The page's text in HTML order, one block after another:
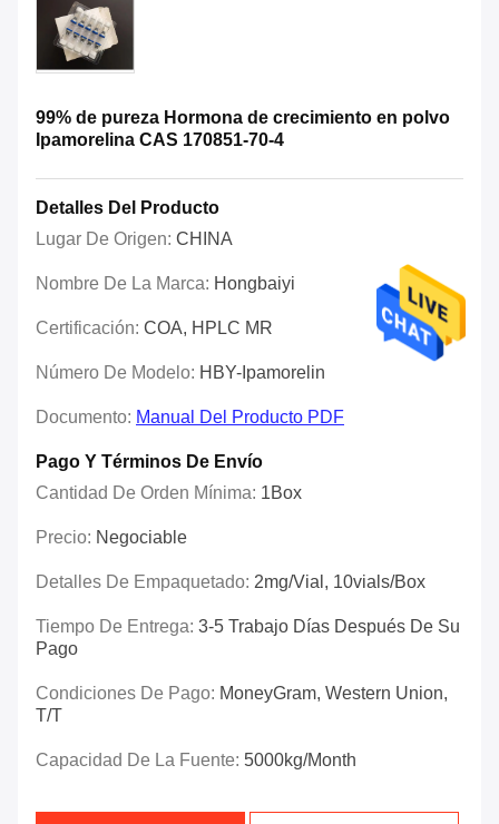
99% de pureza Hormona de crecimiento en polvo
Ipamorelina CAS 170851-70-4
Detalles Del Producto
Lugar De Origen: CHINA
Nombre De La Marca: Hongbaiyi
Certificación: COA, HPLC MR
Número De Modelo: HBY-Ipamorelin
Documento: Manual Del Producto PDF
Pago Y Términos De Envío
Cantidad De Orden Mínima: 1Box
Precio: Negociable
Detalles De Empaquetado: 2mg/vial, 10vials/box
Tiempo De Entrega: 3-5 Trabajo Días Después De Su
Pago
Condiciones De Pago: MoneyGram, Western Union,
T/T
Capacidad De La Fuente: 5000kg/Month